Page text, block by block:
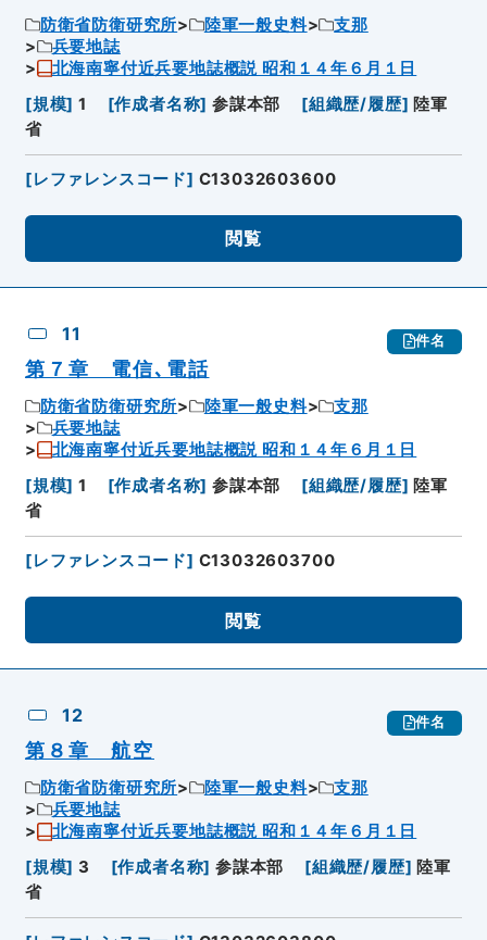
防衛省防衛研究所 陸軍一般史料
支那
兵要地誌
北海南寧付近兵要地誌概説 昭和１４年６月１日
[規模] 1 [作成者名称] 参謀本部 [組織歴/履歴] 陸軍
省
[レファレンスコード] C13032603600
閲覧
11 件名
第７章 電信､電話
防衛省防衛研究所 陸軍一般史料
支那
兵要地誌
北海南寧付近兵要地誌概説 昭和１４年６月１日
[規模] 1 [作成者名称] 参謀本部 [組織歴/履歴] 陸軍
省
[レファレンスコード] C13032603700
閲覧
12 件名
第８章 航空
防衛省防衛研究所 陸軍一般史料
支那
兵要地誌
北海南寧付近兵要地誌概説 昭和１４年６月１日
[規模] 3 [作成者名称] 参謀本部 [組織歴/履歴] 陸軍
省